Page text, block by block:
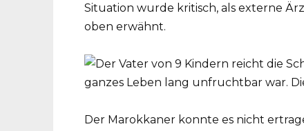
Situation wurde kritisch, als externe
oben erwähnt.
Der Marokkaner konnte es nicht